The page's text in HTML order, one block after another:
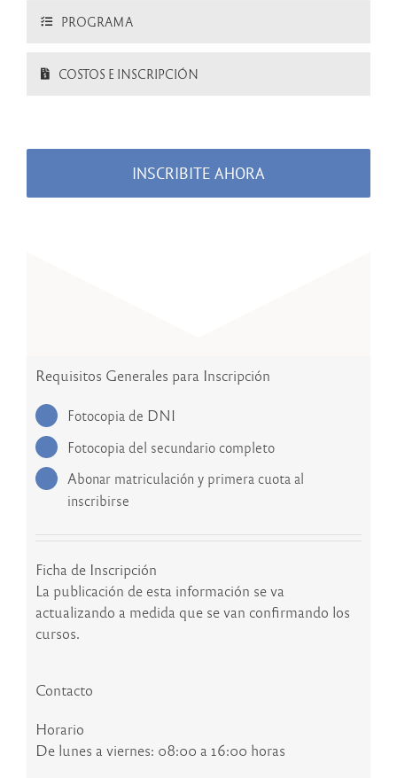
PROGRAMA
COSTOS E INSCRIPCIÓN
INSCRIBITE AHORA
Requisitos Generales para Inscripción
Fotocopia de DNI
Fotocopia del secundario completo
Abonar matriculación y primera cuota al
inscribirse
Ficha de Inscripción
La publicación de esta información se va
actualizando a medida que se van confirmando los
cursos.
Contacto
Horario
De lunes a viernes: 08:00 a 16:00 horas